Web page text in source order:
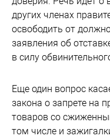
других членах
освободить от
заявления об
в силу
Еще один вопрос
закона о запрете на
товаров со
том числе и